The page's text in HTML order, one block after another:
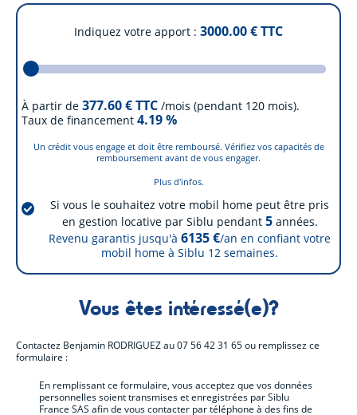
Indiquez votre apport 3000.00€ TTC
À partir de 377.60€ TTC /mois (pendant 120 mois).
Taux de financement 4.19%
Un crédit vous engage et doit être remboursé. Vérifiez vos capacités de
remboursement avant de vous engager.
Plus d'infos.
Si vous le souhaitez votre mobil home peut être pris
en gestion locative par Siblu pendant 5années.
Revenu garantis jusqu'à6135 €/an en confiant votre
mobil home à Siblu 12 semaines.
Vous êtes intéressé(e)?
Contactez Benjamin RODRIGUEZau07 56 42 31 65ou remplissez ce
formulaire :
En remplissant ce formulaire, vous acceptez que vos données
personnelles soient transmises et enregistrées par Siblu
France SAS afin de vous contacter par téléphone à des fins de